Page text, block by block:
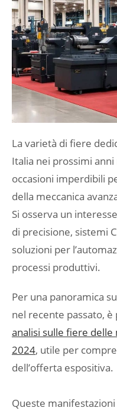
La varietà di fiere
Italia nei prossimi
occasioni imperdibili
della meccanica
Si osserva un
di precisione, sistemi
soluzioni per
processi produttivi.
Per una panoramica
nel recente passato,
analisi sulle fiere delle
2024, utile per
dell’offerta espositiva.
Queste